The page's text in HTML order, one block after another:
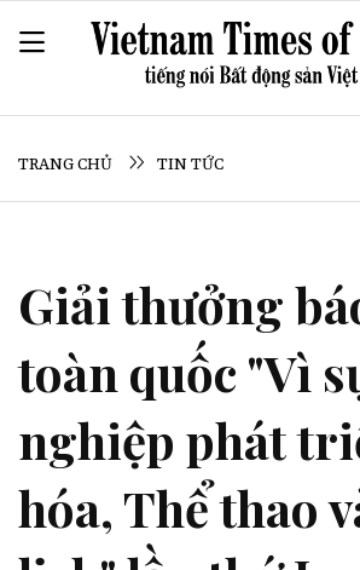
TRANG CHỦ TIN TỨC
Giải thưởng
toàn quốc "Vì
nghiệp phát
hóa, Thể thao